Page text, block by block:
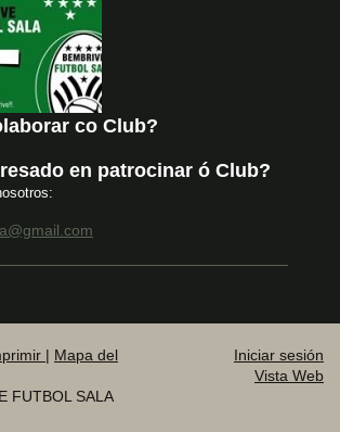
co Club?
en patrocinar ó Club?
| Mapa del
FUTBOL SALA
Iniciar sesión
Vista Web